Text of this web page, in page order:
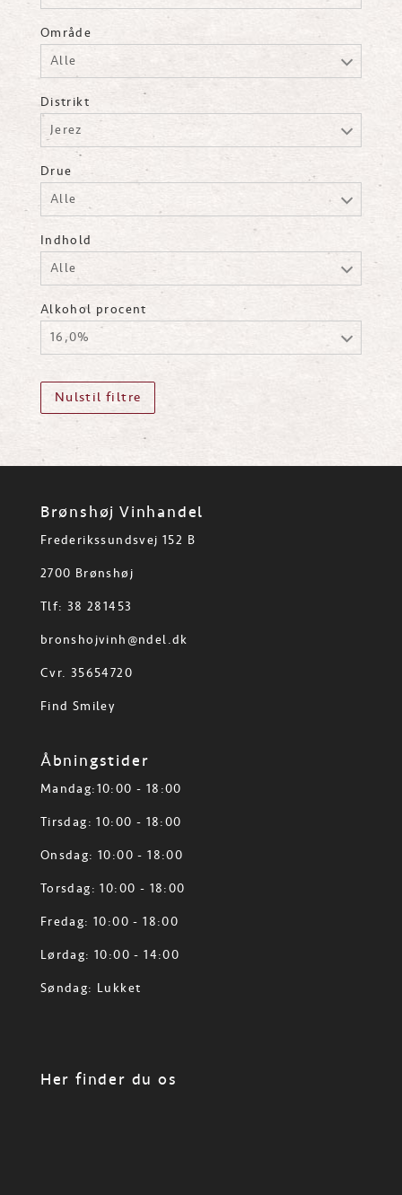
Område
Alle
Distrikt
Jerez
Drue
Alle
Indhold
Alle
Alkohol procent
16,0%
Nulstil filtre
Brønshøj Vinhandel
Frederikssundsvej 152 B
2700 Brønshøj
Tlf: 38 281453
bronshojvinh@ndel.dk
Cvr. 35654720
Find Smiley
Åbningstider
Mandag:10:00 - 18:00
Tirsdag: 10:00 - 18:00
Onsdag: 10:00 - 18:00
Torsdag: 10:00 - 18:00
Fredag: 10:00 - 18:00
Lørdag: 10:00 - 14:00
Søndag: Lukket
Her finder du os